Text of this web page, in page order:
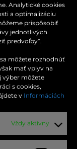
Analytické cookies
a optimalizáciu
prispôsobiť
jednotlivých
predvoľby“.
môžete rozhodnúť
mať vplyv na
výber môžete
s cookies,
v Informáciách
Vždy aktívny